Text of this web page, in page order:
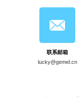
联系邮箱
lucky@gemel.cn